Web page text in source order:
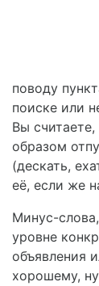
поводу
поиске или
Вы
образом
(дескать,
её, если же
Минус-
уровне
объявления
хорошему,